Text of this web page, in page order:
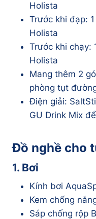
Holista
Trước khi đạp:
Holista
Trước khi chạy:
Holista
Mang thêm 2
phòng tụt
Điện giải:
GU Drink Mix
Đồ nghề cho
1. Bơi
Kính bơi
Kem chống
Sáp chống rộp